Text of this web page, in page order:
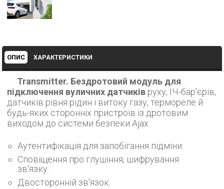
ОПИС ХАРАКТЕРИСТИКИ
Transmitter. Бездротовий модуль для
підключення вуличних датчиків руху, ІЧ-бар'єрів,
датчиків рівня рідин і витоку газу, термореле й
будь-яких сторонніх пристроїв із дротовим
виходом до системи безпеки Ajax.
Аутентифікація для запобігання підміни.
Сповіщення про глушіння, шифрування
зв'язку.
Двосторонній зв'язок.